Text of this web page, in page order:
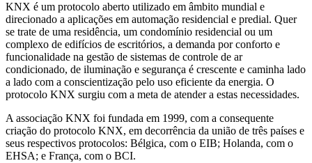
KNX é um protocolo aberto utilizado em âmbito mundial e
direcionado a aplicações em automação residencial e predial. Quer
se trate de uma residência, um condomínio residencial ou um
complexo de edifícios de escritórios, a demanda por conforto e
funcionalidade na gestão de sistemas de controle de ar
condicionado, de iluminação e segurança é crescente e caminha lado
a lado com a conscientização pelo uso eficiente da energia. O
protocolo KNX surgiu com a meta de atender a estas necessidades.
A associação KNX foi fundada em 1999, com a consequente
criação do protocolo KNX, em decorrência da união de três países e
seus respectivos protocolos: Bélgica, com o EIB; Holanda, com o
EHSA; e França, com o BCI.